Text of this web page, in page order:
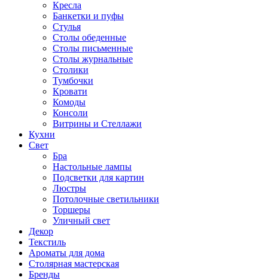
Кресла
Банкетки и пуфы
Стулья
Столы обеденные
Столы письменные
Столы журнальные
Столики
Тумбочки
Кровати
Комоды
Консоли
Витрины и Стеллажи
Кухни
Свет
Бра
Настольные лампы
Подсветки для картин
Люстры
Потолочные светильники
Торшеры
Уличный свет
Декор
Текстиль
Ароматы для дома
Столярная мастерская
Бренды